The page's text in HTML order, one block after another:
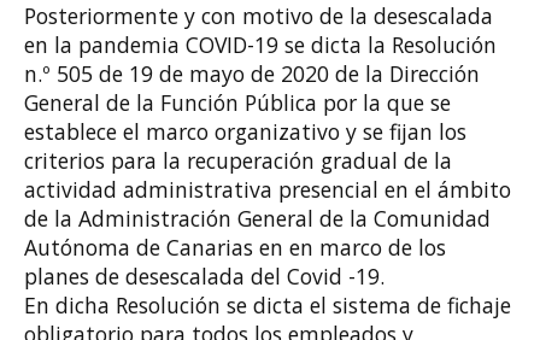
Posteriormente y con motivo de la desescalada
en la pandemia COVID-19 se dicta la Resolución
n.º 505 de 19 de mayo de 2020 de la Dirección
General de la Función Pública por la que se
establece el marco organizativo y se fijan los
criterios para la recuperación gradual de la
actividad administrativa presencial en el ámbito
de la Administración General de la Comunidad
Autónoma de Canarias en en marco de los
planes de desescalada del Covid -19.
En dicha Resolución se dicta el sistema de fichaje
obligatorio para todos los empleados y